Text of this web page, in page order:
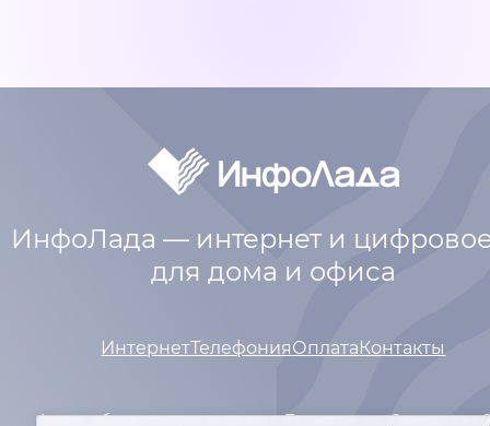
ИнфоЛада — интернет и
для дома и офиса
ИнтернетТелефонияОплатаКонтакты
Адрес абонентского отдела: г. Тольятти,ул. Свердлова